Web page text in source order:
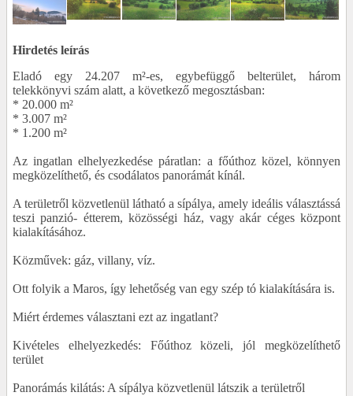
Hirdetés leírás
Eladó egy 24.207 m²-es, egybefüggő belterület, három
telekkönyvi szám alatt, a következő megosztásban:
* 20.000 m²
* 3.007 m²
* 1.200 m²
Az ingatlan elhelyezkedése páratlan: a főúthoz közel, könnyen
megközelíthető, és csodálatos panorámát kínál.
A területről közvetlenül látható a sípálya, amely ideális választássá
teszi panzió- étterem, közösségi ház, vagy akár céges központ
kialakításához.
Közművek: gáz, villany, víz.
Ott folyik a Maros, így lehetőség van egy szép tó kialakítására is.
Miért érdemes választani ezt az ingatlant?
Kivételes elhelyezkedés: Főúthoz közeli, jól megközelíthető
terület
Panorámás kilátás: A sípálya közvetlenül látszik a területről